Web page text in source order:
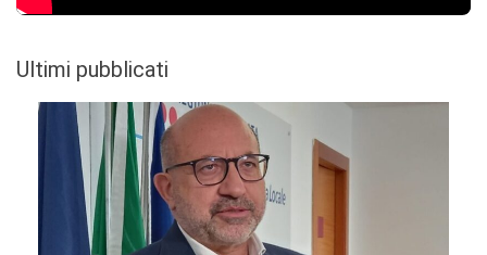
Ultimi pubblicati